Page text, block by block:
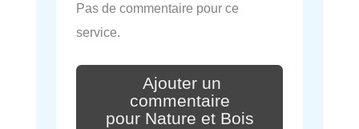
Pas de commentaire pour ce
service.
Ajouter un
commentaire
pour Nature et Bois